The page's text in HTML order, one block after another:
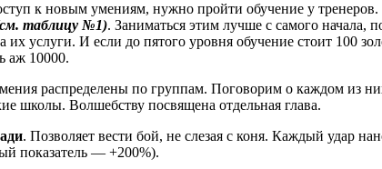
к новым умениям, нужно пройти обучение у
таблицу №1). Заниматься этим лучше с самого начала,
их услуги. И если до пятого уровня обучение стоит 100
аж 10000.
распределены по группам. Поговорим о каждом из
школы. Волшебству посвящена отдельная глава.
. Позволяет вести бой, не слезая с коня. Каждый удар
показатель — +200%).